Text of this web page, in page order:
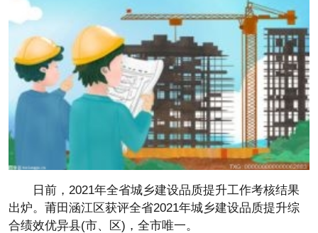
日前，2021年全省城乡建设品质提升工作考核结果
出炉。莆田涵江区获评全省2021年城乡建设品质提升综
合绩效优异县(市、区)，全市唯一。